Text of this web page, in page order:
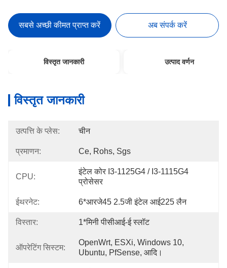
सबसे अच्छी कीमत प्राप्त करें अब संपर्क करें
विस्तृत जानकारी उत्पाद वर्णन
विस्तृत जानकारी
उत्पत्ति के प्लेस: चीन
प्रमाणन: Ce, Rohs, Sgs
CPU:
इंटेल कोर I3-1125G4 / I3-1115G4
प्रोसेसर
ईथरनेट: 6*आरजे45 2.5जी इंटेल आई225 लैन
विस्तार: 1*मिनी पीसीआई-ई स्लॉट
ऑपरेटिंग सिस्टम:
OpenWrt, ESXi, Windows 10,
Ubuntu, PfSense, आदि।